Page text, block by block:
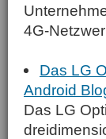
4G-
Das LG
Android
Das LG